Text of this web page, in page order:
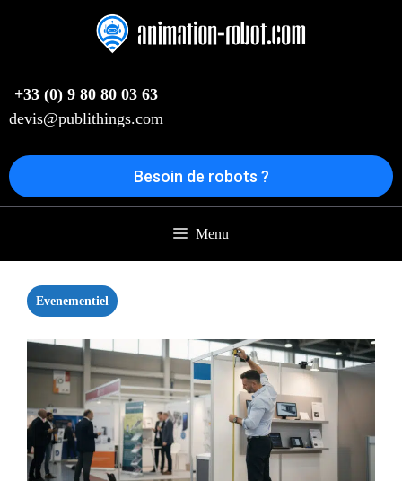
+33 (0) 9 80 80 03 63
devis@publithings.com
Besoin de robots ?
Menu
Evenementiel